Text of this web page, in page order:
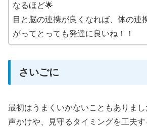
なるほど🌟
目と脳の連携が良くなれば、体の連
がってとっても発達に良いね！！
さいごに
最初はうまくいかないこともありま
声かけや、見守るタイミングを工夫